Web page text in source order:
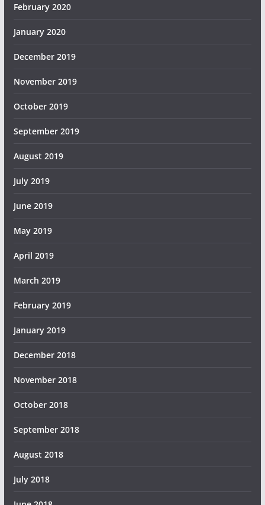
February 2020
January 2020
December 2019
November 2019
October 2019
September 2019
August 2019
July 2019
June 2019
May 2019
April 2019
March 2019
February 2019
January 2019
December 2018
November 2018
October 2018
September 2018
August 2018
July 2018